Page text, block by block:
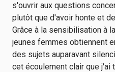
s'ouvrir aux questions
plutôt que d'avoir honte et
Grâce à la sensibilisation à
jeunes femmes obtiennent
des sujets auparavant
cet écoulement clair que